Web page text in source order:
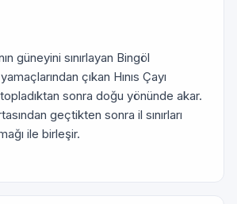
güneyini sınırlayan Bingöl
çıkan Hınıs Çayı
topladıktan sonra doğu yönünde akar.
geçtikten sonra il sınırları
ile birleşir.